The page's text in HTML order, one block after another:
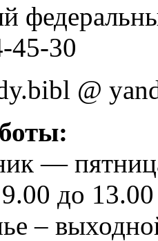
45-30
@
—
до 13.00
–